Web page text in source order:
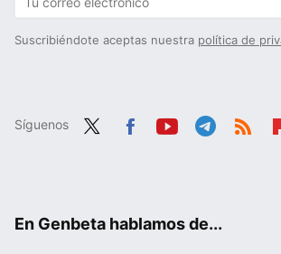
Suscribiéndote aceptas nuestra política de
Síguenos
En Genbeta hablamos de...